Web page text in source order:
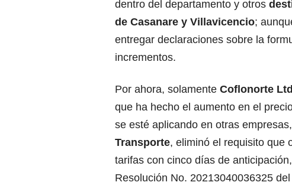
dentro del departamento y otros
de Casanare y Villavicencio;
entregar declaraciones sobre la
incrementos.
Por ahora, solamente Coflonorte
que ha hecho el aumento en el
se esté aplicando en otras
Transporte, eliminó el requisito que
tarifas con cinco días de
Resolución No. 20213040036325